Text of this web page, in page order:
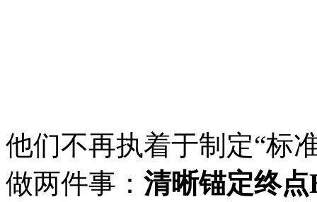
他们不再执着于制定“标
做两件事： 清晰锚定终点